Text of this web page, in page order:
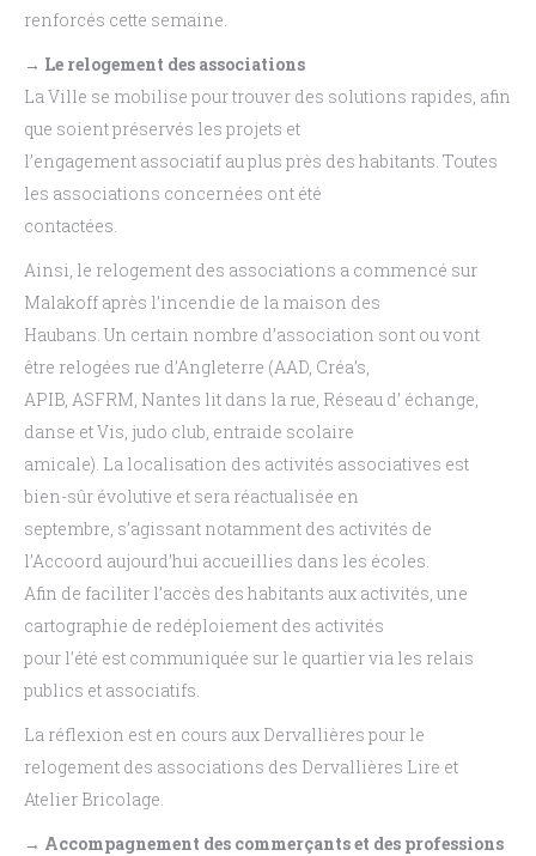
renforcés cette semaine.
→ Le relogement des associations
La Ville se mobilise pour trouver des solutions rapides, afin
que soient préservés les projets et
l’engagement associatif au plus près des habitants. Toutes
les associations concernées ont été
contactées.
Ainsi, le relogement des associations a commencé sur
Malakoff après l’incendie de la maison des
Haubans. Un certain nombre d’association sont ou vont
être relogées rue d’Angleterre (AAD, Créa’s,
APIB, ASFRM, Nantes lit dans la rue, Réseau d’ échange,
danse et Vis, judo club, entraide scolaire
amicale). La localisation des activités associatives est
bien-sûr évolutive et sera réactualisée en
septembre, s’agissant notamment des activités de
l’Accoord aujourd’hui accueillies dans les écoles.
Afin de faciliter l’accès des habitants aux activités, une
cartographie de redéploiement des activités
pour l’été est communiquée sur le quartier via les relais
publics et associatifs.
La réflexion est en cours aux Dervallières pour le
relogement des associations des Dervallières Lire et
Atelier Bricolage.
→ Accompagnement des commerçants et des professions